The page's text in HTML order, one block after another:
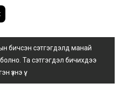
бичсэн сэтгэгдэлд манай
болно. Та сэтгэгдэл бичихдээ
үзнэ үү.